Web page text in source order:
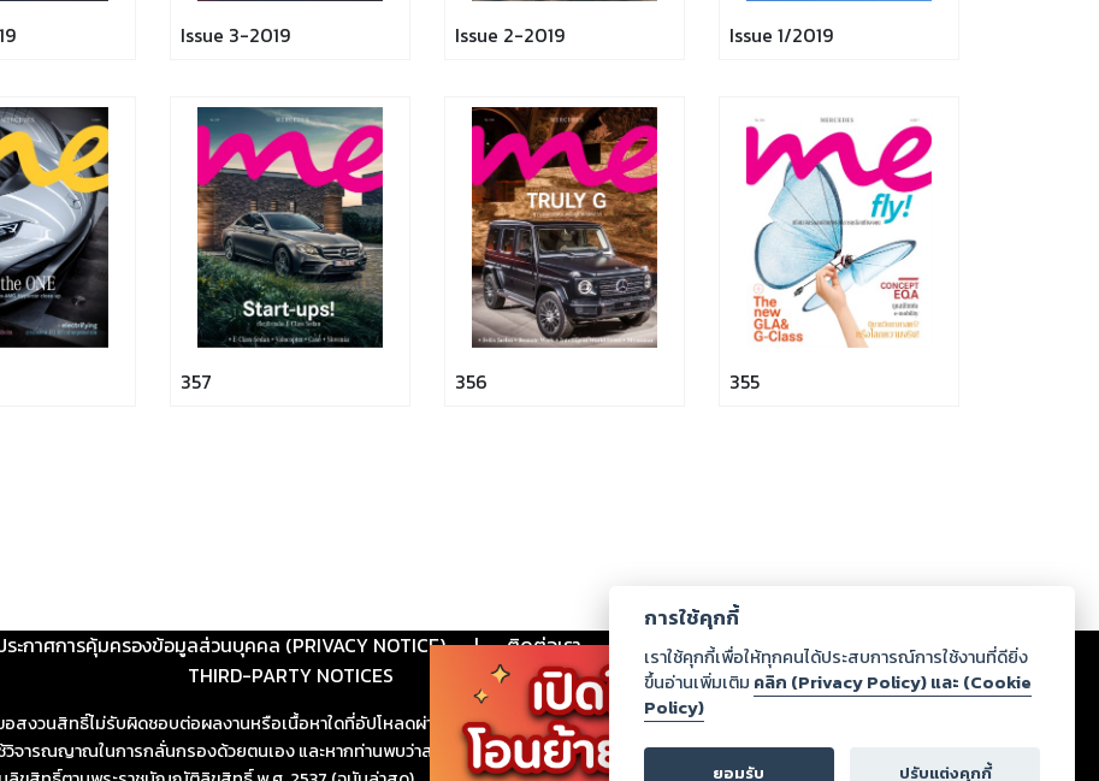
Issue 3-2019 Issue 2-2019 Issue 1/2019
357 356 355
ระกาศการคุ้มครองข้อมูลส่วนบุคคล (PRIVACY NOTICE) | ติดต่อเรา ร่วมงานกับเรา ดาวน์โหลด
THIRD-PARTY NOTICES
สงวนสิทธิ์ไม่รับผิดชอบต่อผลงานหรือเนื้อหาใดที่อัปโหลดผ่านเว็บไซต์และปรากฏว่าละเมิดสิทธิในทรัพย์สินทางปัญญาของบุคคลอื่นหรือ
จารณญาณในการกลั่นกรองด้วยตนเอง และหากท่านพบว่าส่วนหนึ่งส่วนใดขัดต่อกฎหมายและศีลธรรม กรุณาแจ้งมายังบริษัท เพื่อทีม
การใช้คุกกี้
เราใช้คุกกี้เพื่อให้ทุกคนได้ประสบการณ์การใช้งานที่ดียิ่ง
ขึ้นอ่านเพิ่มเติม คลิก (Privacy Policy) และ (Cookie
Policy)
ยอมรับ ปรับแต่งคุกกี้